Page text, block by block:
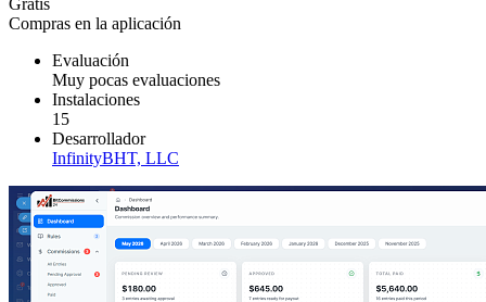
Gratis
Compras en la aplicación
Evaluación
Muy pocas evaluaciones
Instalaciones
15
Desarrollador
InfinityBHT, LLC